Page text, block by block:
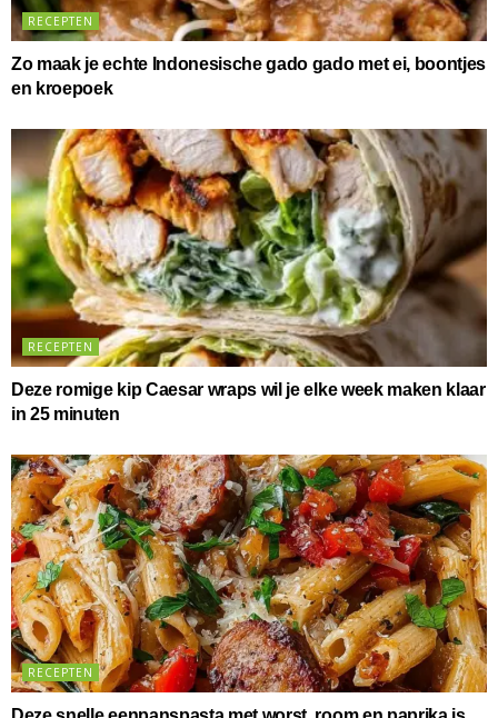
RECEPTEN
Zo maak je echte Indonesische gado gado met ei, boontjes
en kroepoek
RECEPTEN
Deze romige kip Caesar wraps wil je elke week maken klaar
in 25 minuten
RECEPTEN